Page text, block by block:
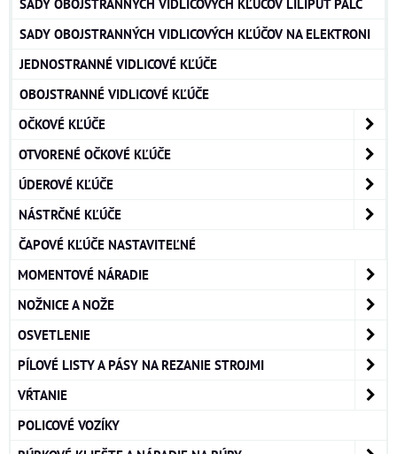
SADY OBOJSTRANNÝCH VIDLICOVÝCH KĽÚČOV LILIPUT PALC
SADY OBOJSTRANNÝCH VIDLICOVÝCH KĽÚČOV NA ELEKTRONI
JEDNOSTRANNÉ VIDLICOVÉ KĽÚČE
OBOJSTRANNÉ VIDLICOVÉ KĽÚČE
OČKOVÉ KĽÚČE
OTVORENÉ OČKOVÉ KĽÚČE
ÚDEROVÉ KĽÚČE
NÁSTRČNÉ KĽÚČE
ČAPOVÉ KĽÚČE NASTAVITEĽNÉ
MOMENTOVÉ NÁRADIE
NOŽNICE A NOŽE
OSVETLENIE
PÍLOVÉ LISTY A PÁSY NA REZANIE STROJMI
VŔTANIE
POLICOVÉ VOZÍKY